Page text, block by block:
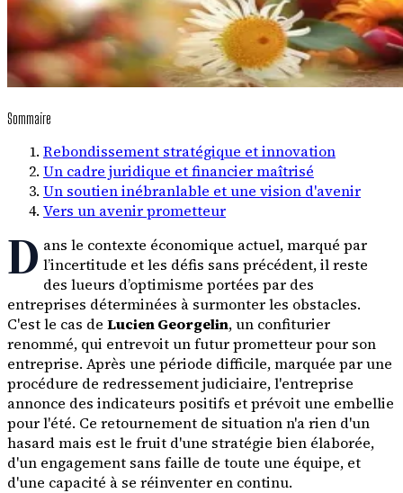
Sommaire
Rebondissement stratégique et innovation
Un cadre juridique et financier maîtrisé
Un soutien inébranlable et une vision d'avenir
Vers un avenir prometteur
D ans le contexte économique actuel, marqué par
l’incertitude et les défis sans précédent, il reste
des lueurs d’optimisme portées par des
entreprises déterminées à surmonter les obstacles.
C'est le cas de Lucien Georgelin, un confiturier
renommé, qui entrevoit un futur prometteur pour son
entreprise. Après une période difficile, marquée par une
procédure de redressement judiciaire, l'entreprise
annonce des indicateurs positifs et prévoit une embellie
pour l'été. Ce retournement de situation n'a rien d'un
hasard mais est le fruit d'une stratégie bien élaborée,
d'un engagement sans faille de toute une équipe, et
d'une capacité à se réinventer en continu.